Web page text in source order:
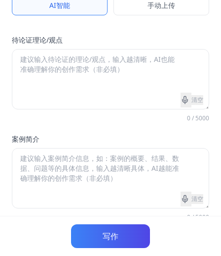
AI智能 手动上传
待论证理论/观点
清空
0 / 5000
案例简介
清空
0 / 5000
写作